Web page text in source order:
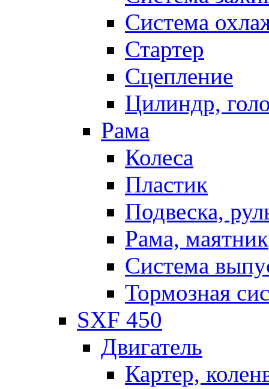
Система
Стартер
Сцепление
Цилиндр,
Рама
Колеса
Пластик
Подвеска,
Рама, маятник
Система
Тормозная
SXF 450
Двигатель
Картер,